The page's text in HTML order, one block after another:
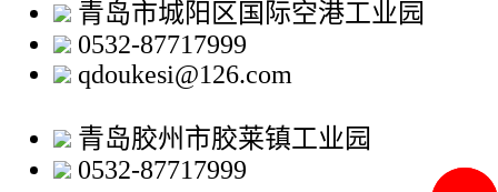
青岛市城阳区国际空港工业园
0532-87717999
qdoukesi@126.com
青岛胶州市胶莱镇工业园
0532-87717999